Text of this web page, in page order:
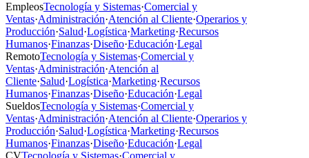
EmpleosTecnología y Sistemas·Comercial y
Ventas·Administración·Atención al Cliente·Operarios y
Producción·Salud·Logística·Marketing·Recursos
Humanos·Finanzas·Diseño·Educación·Legal
RemotoTecnología y Sistemas·Comercial y
Ventas·Administración·Atención al
Cliente·Salud·Logística·Marketing·Recursos
Humanos·Finanzas·Diseño·Educación·Legal
SueldosTecnología y Sistemas·Comercial y
Ventas·Administración·Atención al Cliente·Operarios y
Producción·Salud·Logística·Marketing·Recursos
Humanos·Finanzas·Diseño·Educación·Legal